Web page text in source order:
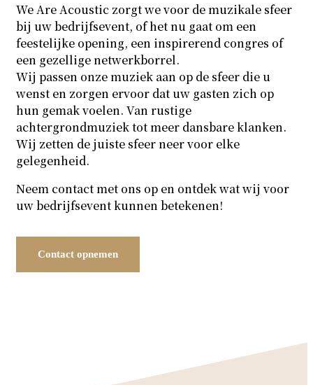
We Are Acoustic zorgt we voor de muzikale sfeer
bij uw bedrijfsevent, of het nu gaat om een
feestelijke opening, een inspirerend congres of
een gezellige netwerkborrel.
Wij passen onze muziek aan op de sfeer die u
wenst en zorgen ervoor dat uw gasten zich op
hun gemak voelen. Van rustige
achtergrondmuziek tot meer dansbare klanken.
Wij zetten de juiste sfeer neer voor elke
gelegenheid.
Neem contact met ons op en ontdek wat wij voor
uw bedrijfsevent kunnen betekenen!
Contact opnemen